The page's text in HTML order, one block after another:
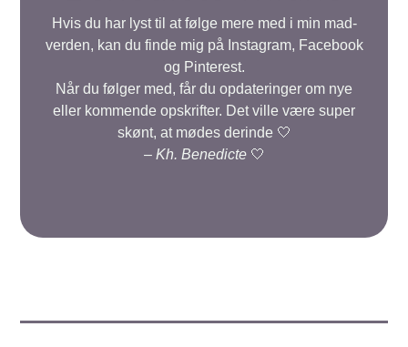
Hvis du har lyst til at følge mere med i min mad-
verden, kan du finde mig på Instagram, Facebook
og Pinterest.
Når du følger med, får du opdateringer om nye
eller kommende opskrifter. Det ville være super
skønt, at mødes derinde 🤍
– Kh. Benedicte🤍